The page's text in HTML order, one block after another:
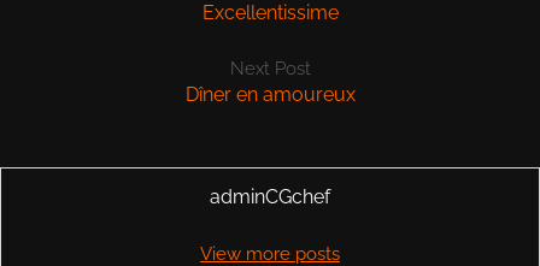
Excellentissime
Next Post
Dîner en amoureux
adminCGchef
View more posts